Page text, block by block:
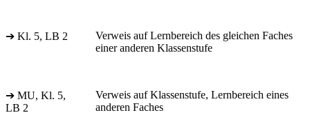
➔ Kl. 5, LB 2
Verweis auf Lernbereich des gleichen Faches
einer anderen Klassenstufe
➔ MU, Kl. 5,
LB 2
Verweis auf Klassenstufe, Lernbereich eines
anderen Faches